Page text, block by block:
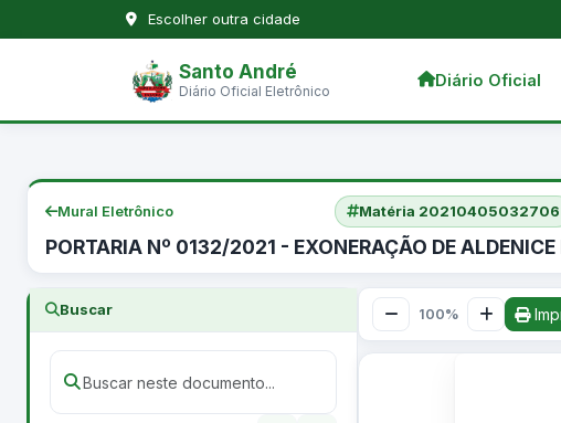
Escolher outra cidade
Santo André
Diário Oficial Eletrônico
Diário Oficial
Mural Eletrônico Matéria 20210405032706
PORTARIA Nº 0132/2021 - EXONERAÇÃO DE ALDENICE
Buscar 100%